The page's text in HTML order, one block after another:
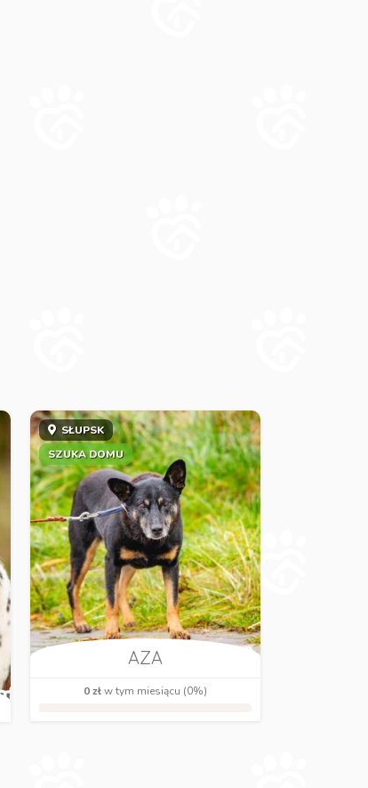
SŁUPSK
SZUKA DOMU
AZA
0 złw tym miesiącu (0%)